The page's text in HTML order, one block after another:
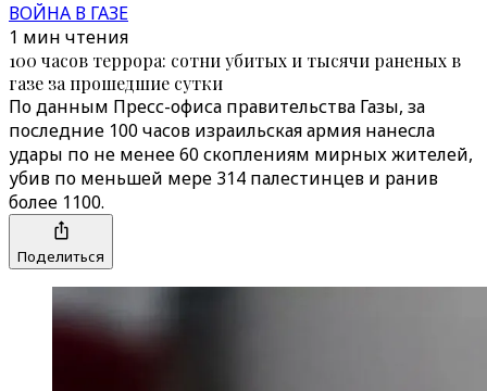
ВОЙНА В ГАЗЕ
1 мин чтения
100 часов террора: сотни убитых и тысячи раненых в
газе за прошедшие сутки
По данным Пресс-офиса правительства Газы, за
последние 100 часов израильская армия нанесла
удары по не менее 60 скоплениям мирных жителей,
убив по меньшей мере 314 палестинцев и ранив
более 1100.
Поделиться